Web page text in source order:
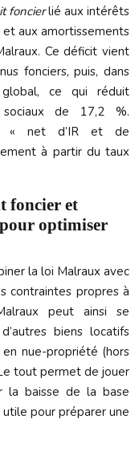
foncierlié aux intérêts
et aux amortissements
Ce déficit vient
fonciers, puis, dans
ce qui réduit
sociaux de 17,2 %.
« net d’IR et de
à partir du taux
foncier et
optimiser
la loi Malraux avec
contraintes propres à
peut ainsi se
biens locatifs
nue-propriété (hors
tout permet de jouer
la baisse de la base
pour préparer une